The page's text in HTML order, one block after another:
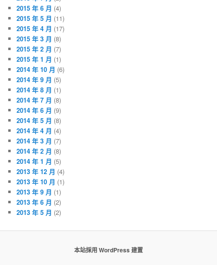
2015 年 6 月 (4)
2015 年 5 月 (11)
2015 年 4 月 (17)
2015 年 3 月 (8)
2015 年 2 月 (7)
2015 年 1 月 (1)
2014 年 10 月 (6)
2014 年 9 月 (5)
2014 年 8 月 (1)
2014 年 7 月 (8)
2014 年 6 月 (9)
2014 年 5 月 (8)
2014 年 4 月 (4)
2014 年 3 月 (7)
2014 年 2 月 (8)
2014 年 1 月 (5)
2013 年 12 月 (4)
2013 年 10 月 (1)
2013 年 9 月 (1)
2013 年 6 月 (2)
2013 年 5 月 (2)
本站採用 WordPress 建置